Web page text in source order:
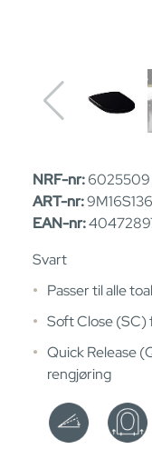
NRF-nr:6025509
ART-nr:
EAN-nr:
Svart
Passer til alle
Soft Close (SC)
Quick Release
rengjøring